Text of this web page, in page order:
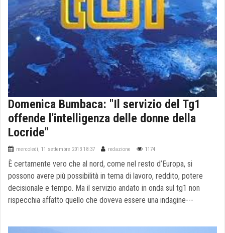
Domenica Bumbaca: "Il servizio del Tg1
offende l'intelligenza delle donne della
Locride"
mercoledì, 11 settembre 2013 18:37 redazione 1174
È certamente vero che al nord, come nel resto d’Europa, si
possono avere più possibilità in tema di lavoro, reddito, potere
decisionale e tempo. Ma il servizio andato in onda sul tg1 non
rispecchia affatto quello che doveva essere una indagine---